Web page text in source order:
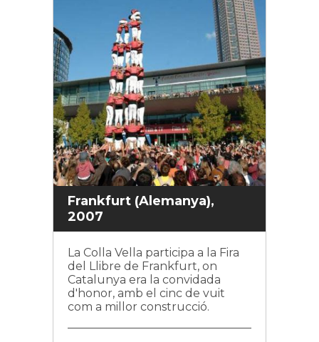
Frankfurt (Alemanya),
2007
La Colla Vella participa a la Fira
del Llibre de Frankfurt, on
Catalunya era la convidada
d'honor, amb el cinc de vuit
com a millor construcció.